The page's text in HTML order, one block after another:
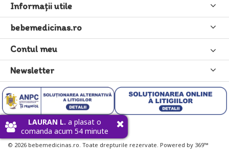
Informaţii utile
bebemedicinas.ro
Contul meu
Newsletter
© 2026 bebemedicinas.ro. Toate drepturile rezervate. Powered by 369™
LAURAN L. a plasat o
comanda acum 54 minute